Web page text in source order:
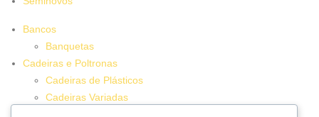
Bancos
Banquetas
Cadeiras e Poltronas
Cadeiras de Plásticos
Cadeiras Variadas